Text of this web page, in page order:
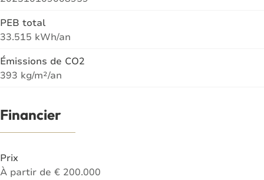
PEB total
33.515 kWh/an
Émissions de CO2
393 kg/m²/an
Financier
Prix
À partir de € 200.000